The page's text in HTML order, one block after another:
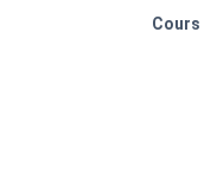
Cours